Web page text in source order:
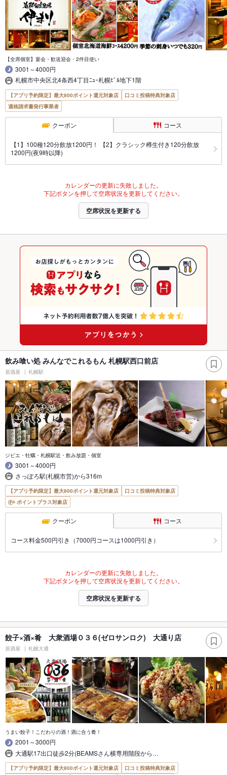
【全席個室】宴会・歓送迎会・2件目使い
3001～4000円
札幌市中央区北4条西4丁目ﾆｭｰ札幌ﾋﾞﾙ地下1階
【アプリ予約限定】最大800ポイント還元対象店
口コミ投稿特典対象店
適格請求書発行事業者
クーポン コース
【1】100種120分飲放1200円！ 【2】クラシック樽生付き120分飲放
1200円(夜9時以降)
カレンダーの更新に失敗しました。
下記ボタンを押して空席状況を更新してください。
空席状況を更新する
飲み喰い処 みんなでこれるもん 札幌駅西口前店
居酒屋 札幌駅
ジビエ・牡蠣・札幌駅近・飲み放題・個室
3001～4000円
さっぽろ駅(札幌市営)から316m
【アプリ予約限定】最大800ポイント還元対象店
口コミ投稿特典対象店
ポイントプラス対象店
クーポン コース
コース料金500円引き（7000円コースは1000円引き）
カレンダーの更新に失敗しました。
下記ボタンを押して空席状況を更新してください。
空席状況を更新する
餃子×酒×肴 大衆酒場０３６(ゼロサンロク) 大通り店
居酒屋 札幌大通
うまい餃子！こだわりの酒！酒に合う肴！
2001～3000円
大通駅17出口徒歩2分(BEAMSさん横専用階段から…
【アプリ予約限定】最大800ポイント還元対象店
口コミ投稿特典対象店